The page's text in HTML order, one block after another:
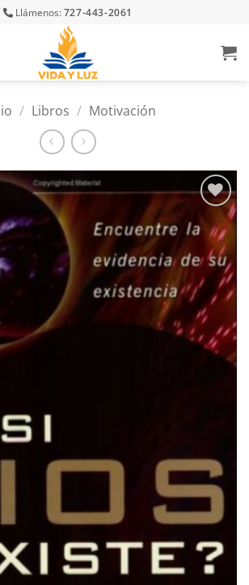
Llámenos:727-443-2061
/ Libros / Motivación
Añadir
a la
lista
de
deseos